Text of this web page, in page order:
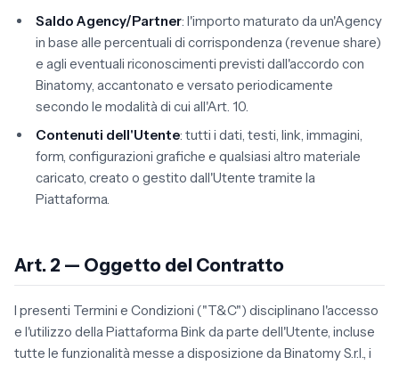
Saldo Agency/Partner: l'importo maturato da un'Agency
in base alle percentuali di corrispondenza (revenue share)
e agli eventuali riconoscimenti previsti dall'accordo con
Binatomy, accantonato e versato periodicamente
secondo le modalità di cui all'Art. 10.
Contenuti dell'Utente: tutti i dati, testi, link, immagini,
form, configurazioni grafiche e qualsiasi altro materiale
caricato, creato o gestito dall'Utente tramite la
Piattaforma.
Art. 2 — Oggetto del Contratto
I presenti Termini e Condizioni ("T&C") disciplinano l'accesso
e l'utilizzo della Piattaforma Bink da parte dell'Utente, incluse
tutte le funzionalità messe a disposizione da Binatomy S.r.l., i